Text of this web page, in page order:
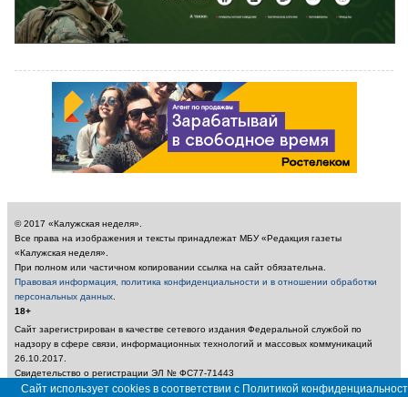
© 2017 «Калужская неделя».
Все права на изображения и тексты принадлежат МБУ «Редакция газеты
«Калужская неделя».
При полном или частичном копировании ссылка на сайт обязательна.
Правовая информация, политика конфиденциальности и в отношении обработки
персональных данных.
18+
Сайт зарегистрирован в качестве сетевого издания Федеральной службой по
надзору в сфере связи, информационных технологий и массовых коммуникаций
26.10.2017.
Свидетельство о регистрации ЭЛ № ФС77-71443
Учредитель: Муниципальное бюджетное учреждение «Редакция газеты «Калужская
Сайт использует cookies в соответствии с Политикой